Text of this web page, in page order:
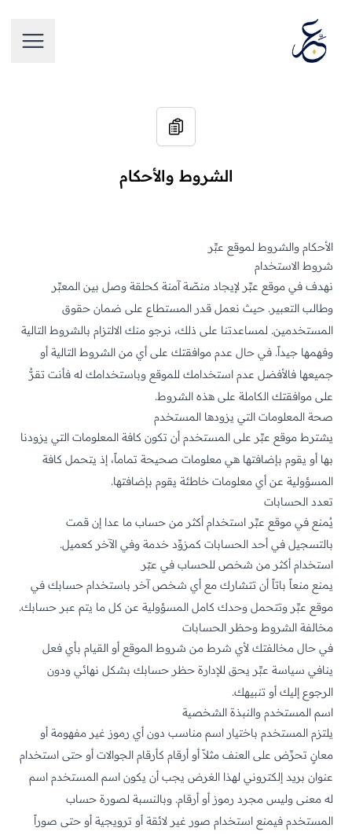
فتح
الشروط والأحكام
الأحكام والشروط لموقع عبِّر
شروط الاستخدام
نهدف في موقع عبِّر لإيجاد منصّة آمنة كحلقة وصل بين المعبِّر
وطالب التعبير. حيث نعمل قدر المستطاع على ضمان حقوق
المستخدمين. لمساعدتنا على ذلك، نرجو منك الالتزام بالشروط التالية
وفهمها جيداً. في حال عدم موافقتك على أي من الشروط التالية أو
جميعها فالأفضل عدم استخدامك للموقع وباستخدامك له فأنت تقرُّ
على موافقتك الكاملة على هذه الشروط.
صحة المعلومات التي يزودها المستخدم
يشترط موقع عبِّر على المستخدم أن تكون كافة المعلومات التي يزودنا
بها أو يقوم بإضافتها هي معلومات صحيحة تماماً، إذ يتحمل كافة
المسؤولية عن أي معلومات خاطئة يقوم بإضافتها.
تعدد الحسابات
يُمنع في موقع عبِّر استخدام أكثر من حساب ما عدا إن قمت
بالتسجيل في أحد الحسابات كمزوِّد خدمة وفي الآخر كعميل.
استخدام أكثر من شخص للحساب في عبّر
يمنع منعاً باتاً أن تتشارك مع أي شخص آخر باستخدام حسابك في
موقع عبِّر وتتحمل وحدك كامل المسؤولية عن كل ما يتم عبر حسابك.
مخالفة الشروط وحظر الحسابات
في حال مخالفتك لأي شرط من شروط الموقع أو القيام بأي فعل
ينافي سياسة عبِّر يحق للإدارة حظر حسابك بشكل نهائي ودون
الرجوع إليك أو تنبيهك.
اسم المستخدم والنبذة الشخصية
يلتزم المستخدم باختيار اسم مناسب دون أي رموز غير مفهومة أو
معانٍ تحرِّض على العنف مثلاً أو أرقام كأرقام الجوالات أو حتى استخدام
عنوان بريد إلكتروني لهذا الغرض يجب أن يكون اسم المستخدم اسم
له معنى وليس مجرد رموز أو أرقام. وبالنسبة لصورة حساب
المستخدم فيمنع استخدام صور غير لائقة أو ترويجية أو حتى صوراً